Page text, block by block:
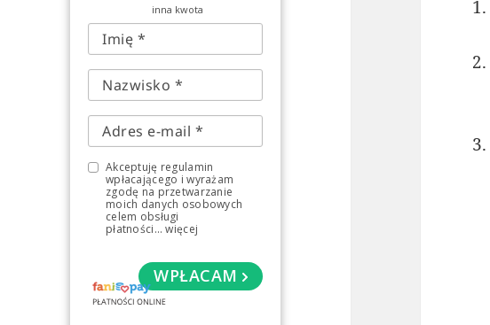
inna kwota
Akceptuję regulamin
wpłacającego i wyrażam
zgodę na przetwarzanie
moich danych osobowych
celem obsługi
płatności... więcej
WPŁACAM